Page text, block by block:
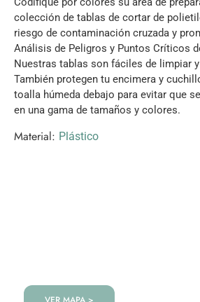
colección de tablas de cortar de
riesgo de contaminación cruzada y
Análisis de Peligros y Puntos Críticos
Nuestras tablas son fáciles de limpiar
También protegen tu encimera y
toalla húmeda debajo para evitar que
en una gama de tamaños y colores.
Material: Plástico